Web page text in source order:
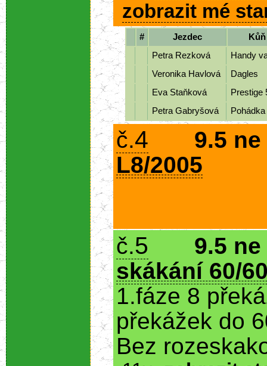
zobrazit mé
# Jezdec
Kůň
Petra Rezková
Handy
Veronika Havlová
Dagles
Eva Staňková
Prestige
Petra Gabryšová
Pohádka
č.4
9.5 ne
L8/2005
č.5
9.5 ne
skákání 60/
1.fáze 8
překážek do
Bez